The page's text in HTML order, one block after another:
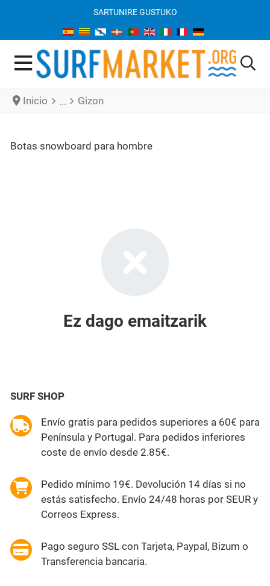
SARTUNIRE GUSTUKO
Inicio Gizon
Botas snowboard para hombre
Ez dago emaitzarik
SURF SHOP
Envío gratis para pedidos superiores a 60€ para
Península y Portugal. Para pedidos inferiores
coste de envío desde 2.85€.
Pedido mínimo 19€. Devolución 14 días si no
estás satisfecho. Envío 24/48 horas por SEUR y
Correos Express.
Pago seguro SSL con Tarjeta, Paypal, Bizum o
Transferencia bancaria.